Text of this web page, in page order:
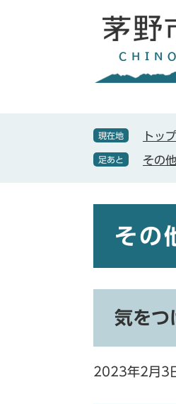
現在地 トッ
足あと その
その
気をつ
2023年2月3